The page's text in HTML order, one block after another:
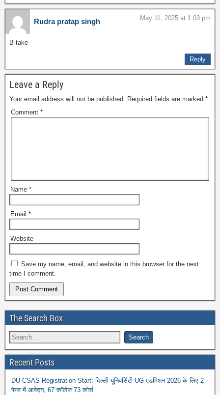
Rudra pratap singh May 11, 2025 at 1:03 pm
B take
Reply
Leave a Reply
Your email address will not be published. Required fields are marked *
Comment *
Name *
Email *
Website
Save my name, email, and website in this browser for the next
time I comment.
The Search Box
Recent Posts
DU CSAS Registration Start: दिल्ली यूनिवर्सिटी UG एडमिशन 2026 के लिए 2
फेज में आवेदन, 67 कॉलेज 73 कोर्स